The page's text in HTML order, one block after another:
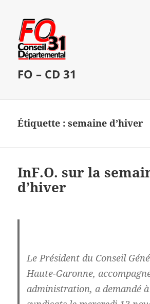
FO – CD 31
Étiquette :semaine d’hiver
InF.O. sur la
d’hiver
Le Président du Conseil
Haute-Garonne,
administration, a demandé